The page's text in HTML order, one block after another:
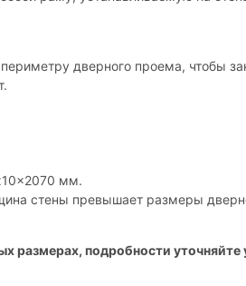
дверного проема, чтобы
мм.
стены превышает размеры
размерах, подробности